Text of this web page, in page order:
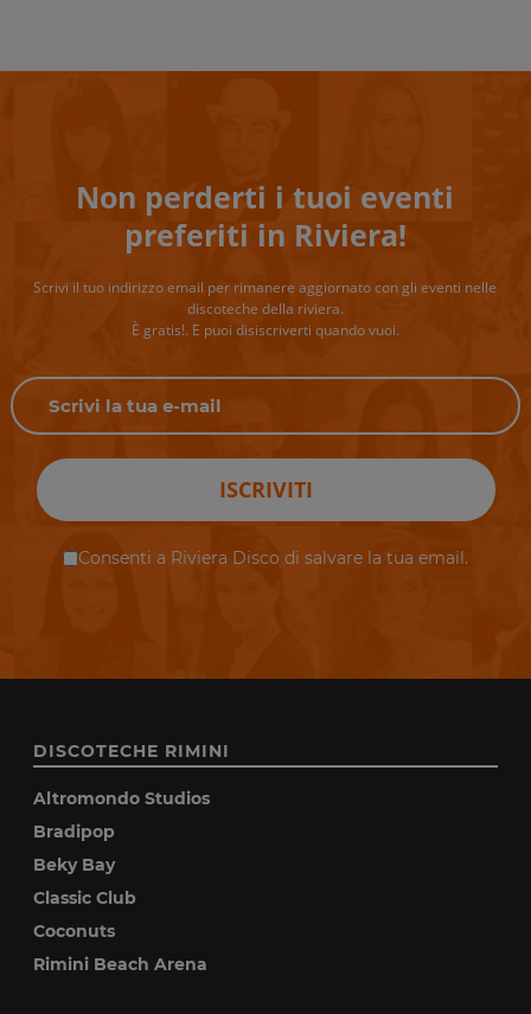
Non perderti i tuoi eventi
preferiti in Riviera!
Scrivi il tuo indirizzo email per rimanere aggiornato con gli eventi nelle
discoteche della riviera.
È gratis!. E puoi disiscriverti quando vuoi.
ISCRIVITI
Consenti a Riviera Disco di salvare la tua email.
DISCOTECHE RIMINI
Altromondo Studios
Bradipop
Beky Bay
Classic Club
Coconuts
Rimini Beach Arena